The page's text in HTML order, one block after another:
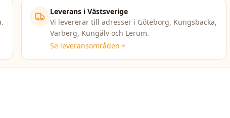
Leverans i Västsverige
Vi levererar till adresser i Göteborg, Kungsbacka,
Varberg, Kungälv och Lerum.
Se leveransområden